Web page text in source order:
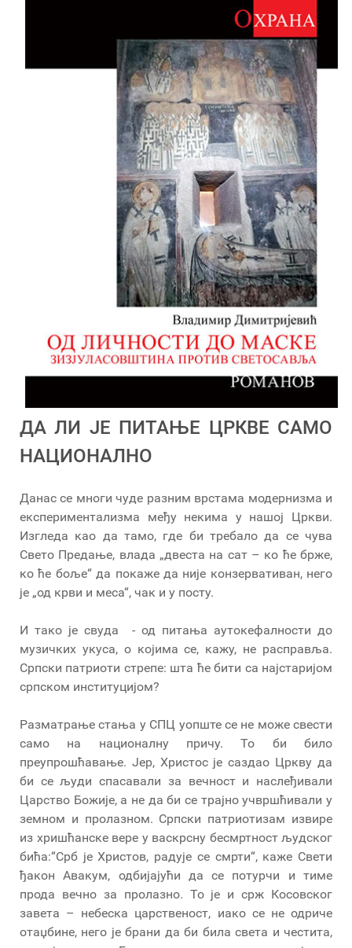
ДА ЛИ ЈЕ ПИТАЊЕ ЦРКВЕ САМО
НАЦИОНАЛНО
Данас се многи чуде разним врстама модернизма и
експериментализма међу некима у нашој Цркви.
Изгледа као да тамо, где би требало да се чува
Свето Предање, влада „двеста на сат – ко ће брже,
ко ће боље“ да покаже да није конзервативан, него
је „од крви и меса“, чак и у посту.
И тако је свуда - од питања аутокефалности до
музичких укуса, о којима се, кажу, не расправља.
Српски патриоти стрепе: шта ће бити са најстаријом
српском институцијом?
Разматрање стања у СПЦ уопште се не може свести
само на националну причу. То би било
преупрошћавање. Јер, Христос је саздао Цркву да
би се људи спасавали за вечност и наслеђивали
Царство Божије, а не да би се трајно учвршћивали у
земном и пролазном. Српски патриотизам извире
из хришћанске вере у васкрсну бесмртност људског
бића:“Срб је Христов, радује се смрти“, каже Свети
ђакон Авакум, одбијајући да се потурчи и тиме
прода вечно за пролазно. То је и срж Косовског
завета – небеска царственост, иако се не одриче
отаџбине, него је брани да би била света и честита,